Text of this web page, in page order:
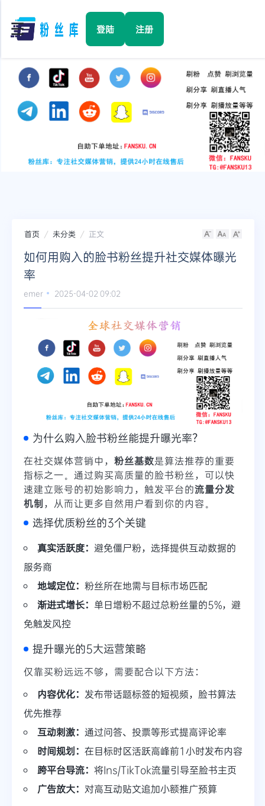
☰ 登陆 注册
Facebook
TikTok
YouTube
Twitter
首页 未分类 正文
如何用购入的脸书粉丝提升社交媒体曝光
率
emer 2025-04-02 09:02
为什么购入脸书粉丝能提升曝光率？
在社交媒体营销中， 粉丝基数是算法推荐的重要
指标之一。通过购买高质量的脸书粉丝，可以快
速建立账号的初始影响力，触发平台的流量分发
机制，从而让更多自然用户看到你的内容。
选择优质粉丝的3个关键
真实活跃度： 避免僵尸粉，选择提供互动数据的
服务商
地域定位： 粉丝所在地需与目标市场匹配
渐进式增长： 单日增粉不超过总粉丝量的5%，避
免触发风控
提升曝光的5大运营策略
仅靠买粉远远不够，需要配合以下方法：
内容优化： 发布带话题标签的短视频，脸书算法
优先推荐
互动刺激： 通过问答、投票等形式提高评论率
时间规划： 在目标时区活跃高峰前1小时发布内容
跨平台导流： 将Ins/TikTok流量引导至脸书主页
广告放大： 对高互动贴文追加小额推广预算